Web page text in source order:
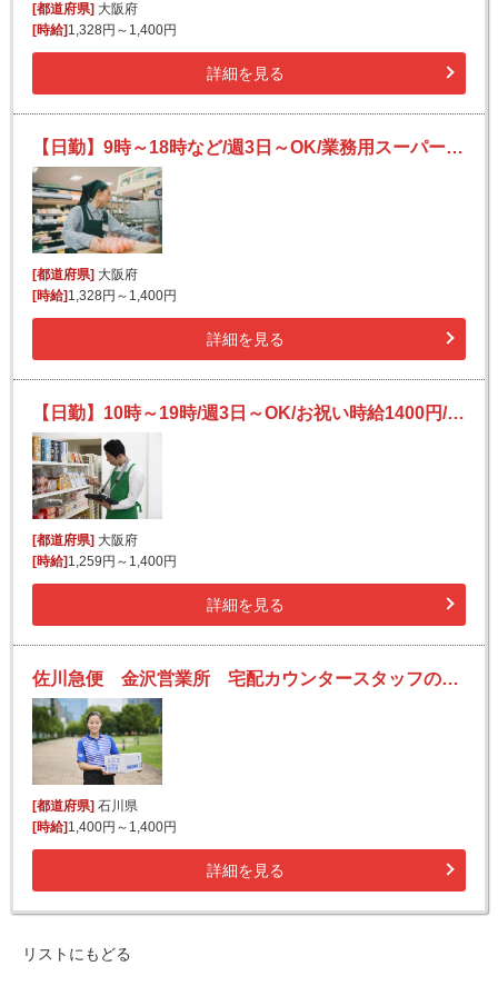
[都道府県] 大阪府
[時給] 1,328円～1,400円
詳細を見る
【日勤】9時～18時など/週3日～OK/業務用スーパーの簡単レジ打ち/入社お祝い時給1400円
[都道府県] 大阪府
[時給] 1,328円～1,400円
詳細を見る
【日勤】10時～19時/週3日～OK/お祝い時給1400円/業務用スーパーの品出し・陳列/未経験OK
[都道府県] 大阪府
[時給] 1,259円～1,400円
詳細を見る
佐川急便 金沢営業所 宅配カウンタースタッフの求人！ホテル・商業施設・預かりセンターなど♪お客様からの感謝が嬉しい！
[都道府県] 石川県
[時給] 1,400円～1,400円
詳細を見る
リストにもどる